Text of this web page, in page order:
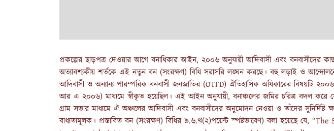
প্রকল্পের ছাড়পত্র দেওয়ার আগে বনাধিকার আইন, ২০০৬ অনুযায়ী আদিবাসী এবং বনবাসীদের
অত্যাবশ্যকীয় শর্তকে এই নতুন বন (সংরক্ষণ) বিধি সরাসরি লঙ্ঘন করছে। বহু লড়াই ও
আদিবাসী ও অন্যান্য পারম্পরিক বনবাসী জনজাতির (OTFD) ঐতিহাসিক অধিকারের বিষয়টি
আর এ ২০০৬) মাধ্যমে স্বীকৃত হয়েছিল। এই আইন অনুযায়ী, বনাঞ্চলের জমির চরিত্র বদল করে
গ্রাম সভার মাধ্যমে ঐ অঞ্চলের আদিবাসী এবং বনবাসীদের অনুমোদন নেওয়া ও তাঁদের সুনির্দিষ্ট
বাধ্যতামূলক। প্রস্তাবিত বন (সংরক্ষণ) বিধির ৯.৬.খ(২)পয়েন্ট স্পষ্টভাবেণ) বলা হয়েছে যে,